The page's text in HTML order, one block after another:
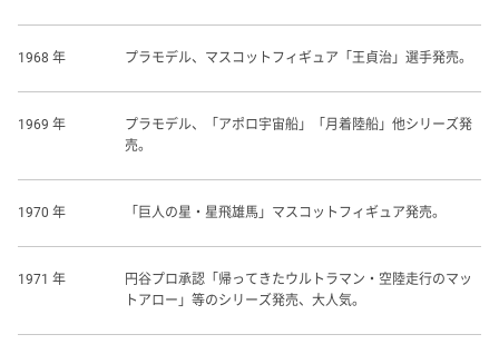
1968 年 プラモデル、マスコットフィギュア「王貞治」選手発売。
1969 年
プラモデル、「アポロ宇宙船」「月着陸船」他シリーズ発
売。
1970 年 「巨人の星・星飛雄馬」マスコットフィギュア発売。
1971 年
円谷プロ承認「帰ってきたウルトラマン・空陸走行のマッ
トアロー」等のシリーズ発売、大人気。